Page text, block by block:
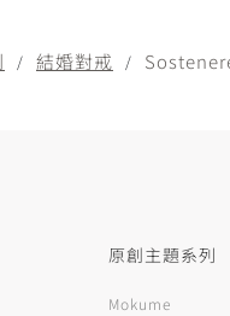
結婚對戒
原創主題系列
Mokume